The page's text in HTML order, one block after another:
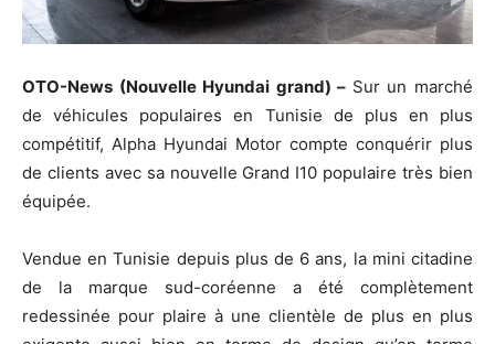
OTO-News (Nouvelle Hyundai grand) – Sur un marché
de véhicules populaires en Tunisie de plus en plus
compétitif, Alpha Hyundai Motor compte conquérir plus
de clients avec sa nouvelle Grand I10 populaire très bien
équipée.
Vendue en Tunisie depuis plus de 6 ans, la mini citadine
de la marque sud-coréenne a été complètement
redessinée pour plaire à une clientèle de plus en plus